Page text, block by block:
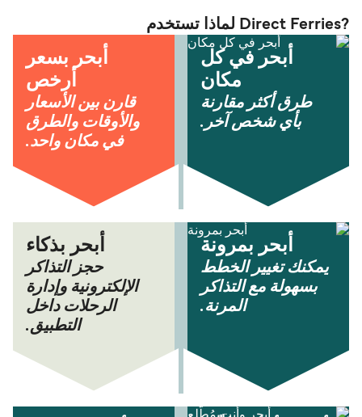
?Direct Ferries لماذا تستخدم
أبحر في كل
مكان
طرق أكثر مقارنة
بأي شخص آخر.
أبحر بسعر
أرخص
قارن بين الأسعار
والأوقات والطرق
في مكان واحد.
أبحر بمرونة
يمكنك تغيير الخطط
بسهولة مع التذاكر
المرنة.
أبحر بذكاء
حجز التذاكر
الإلكترونية وإدارة
الرحلات داخل
التطبيق.